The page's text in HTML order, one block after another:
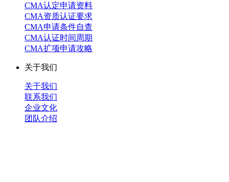
CMA认定申请资料
CMA资质认证要求
CMA申请条件自查
CMA认证时间周期
CMA扩项申请攻略
关于我们
关于我们
联系我们
企业文化
团队介绍